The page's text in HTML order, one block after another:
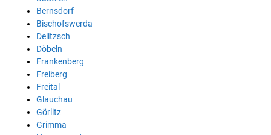
Bernsdorf
Bischofswerda
Delitzsch
Döbeln
Frankenberg
Freiberg
Freital
Glauchau
Görlitz
Grimma